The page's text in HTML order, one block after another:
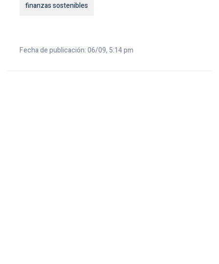
finanzas sostenibles
Fecha de publicación: 06/09, 5:14 pm